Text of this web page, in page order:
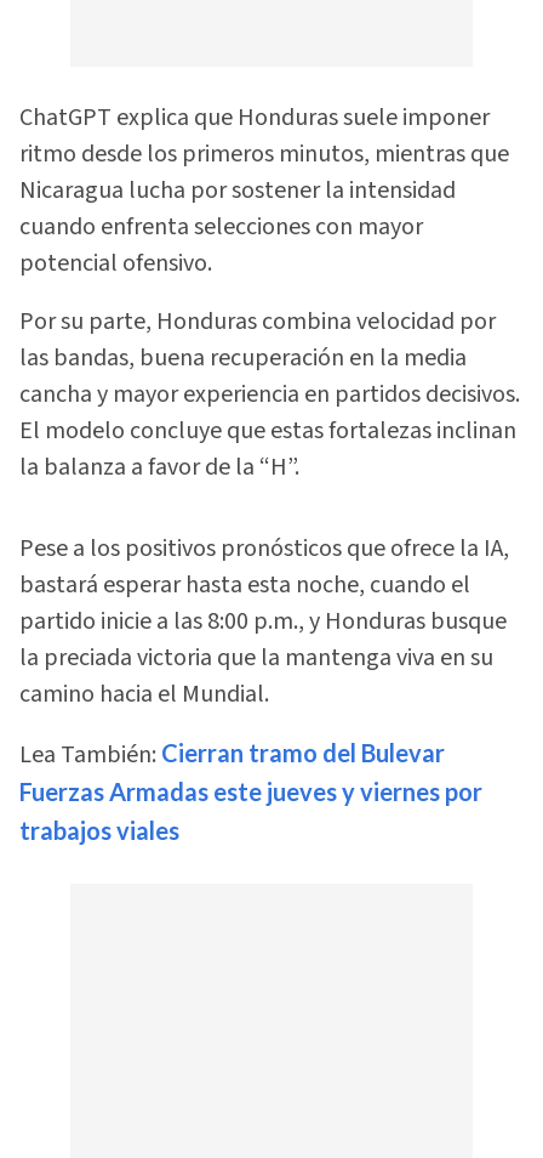
ChatGPT explica que Honduras suele imponer
ritmo desde los primeros minutos, mientras que
Nicaragua lucha por sostener la intensidad
cuando enfrenta selecciones con mayor
potencial ofensivo.
Por su parte, Honduras combina velocidad por
las bandas, buena recuperación en la media
cancha y mayor experiencia en partidos decisivos.
El modelo concluye que estas fortalezas inclinan
la balanza a favor de la “H”.
Pese a los positivos pronósticos que ofrece la IA,
bastará esperar hasta esta noche, cuando el
partido inicie a las 8:00 p.m., y Honduras busque
la preciada victoria que la mantenga viva en su
camino hacia el Mundial.
Lea También: Cierran tramo del Bulevar
Fuerzas Armadas este jueves y viernes por
trabajos viales